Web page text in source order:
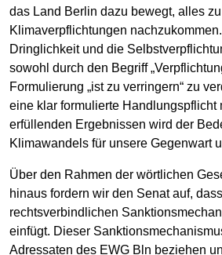
das Land Berlin dazu bewegt, alles
Klimaverpflichtungen
Dringlichkeit und die
sowohl durch den Begriff
Formulierung „ist zu verringern“ zu
eine klar formulierte Handlungspflicht
erfüllenden Ergebnissen wird der
Klimawandels für unsere Gegenwart
Über den Rahmen der wörtlichen
hinaus fordern wir den Senat auf,
rechtsverbindlichen
einfügt. Dieser
Adressaten des EWG Bln beziehen